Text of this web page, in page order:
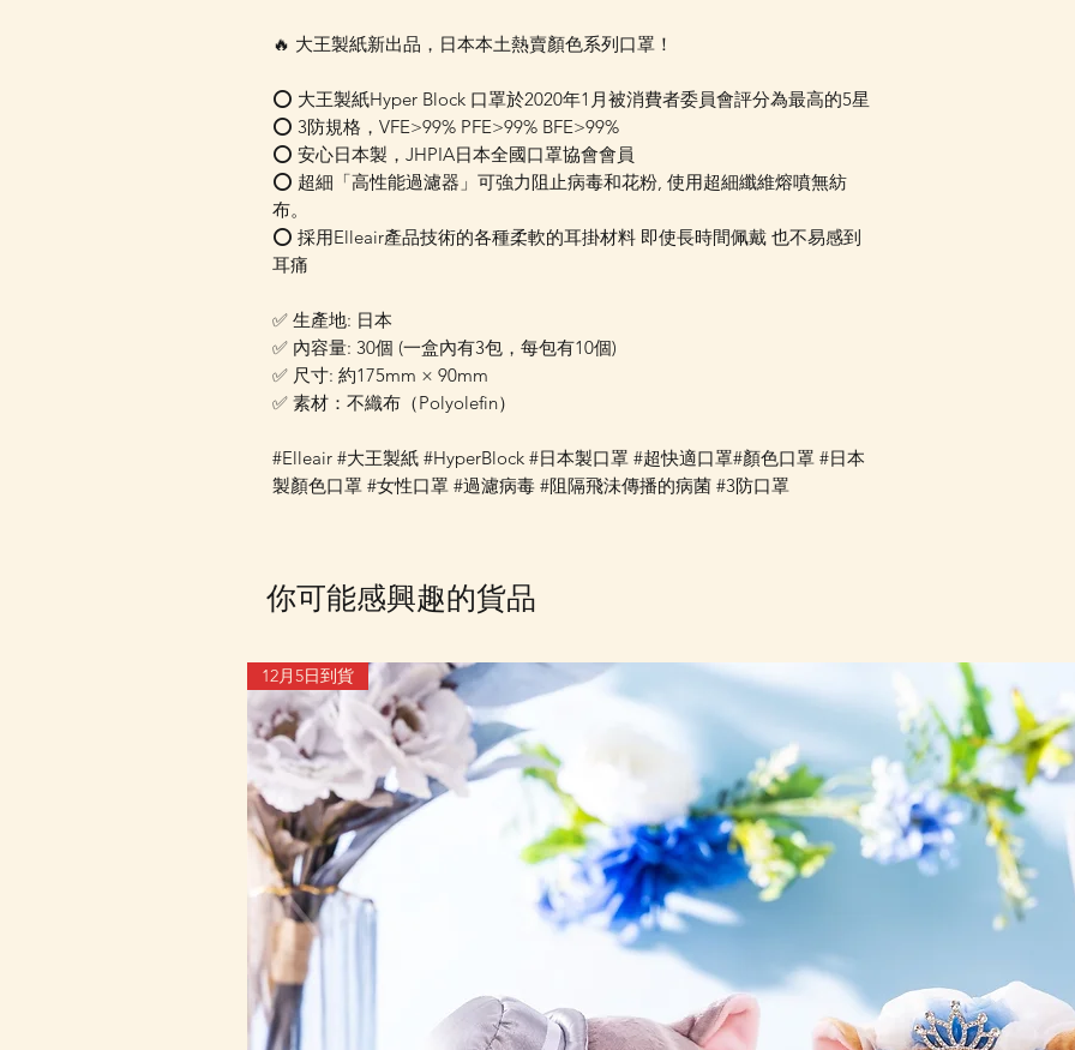
🔥 大王製紙新出品，日本本土熱賣顏色系列口罩！
⭕️ 大王製紙Hyper Block 口罩於2020年1月被消費者委員會評分為最高的5星
⭕️ 3防規格，VFE>99% PFE>99% BFE>99%
⭕️ 安心日本製，JHPIA日本全國口罩協會會員
⭕ 超細「高性能過濾器」可強力阻止病毒和花粉, 使用超細纖維熔噴無紡
布。
⭕ 採用Elleair產品技術的各種柔軟的耳掛材料 即使長時間佩戴 也不易感到
耳痛
✅ 生產地: 日本
✅ 內容量: 30個 (一盒內有3包，每包有10個)
✅ 尺寸: 約175mm × 90mm
✅ 素材：不織布（Polyolefin）
#Elleair #大王製紙 #HyperBlock #日本製口罩 #超快適口罩#顏色口罩 #日本
製顏色口罩 #女性口罩 #過濾病毒 #阻隔飛沬傳播的病菌 #3防口罩
你可能感興趣的貨品
12月5日到貨